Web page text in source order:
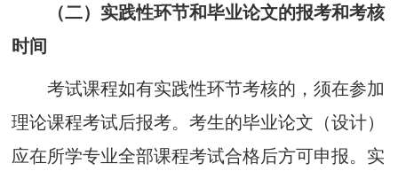
（二） 实践性环节和毕业论文的报考和考核
时间
考试课程如有实践性环节考核的 ，须在参加
理论课程考试后报考。考生的毕业论文（设计）
应在所学专业全部课程考试合格后方可申报。 实